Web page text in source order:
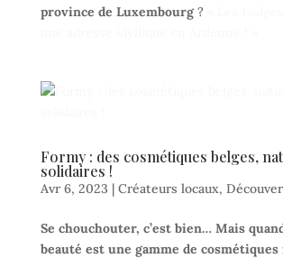
province de Luxembourg?
Formy : des cosmétiques belges,
solidaires !
Avr 6, 2023 | Créateurs locaux,
Se chouchouter, c’est bien… Mais
beauté est une gamme de